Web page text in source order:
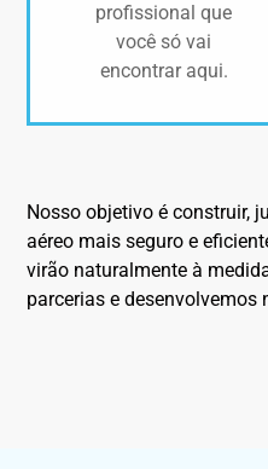
profissional que
você só vai
encontrar aqui.
Nosso objetivo é construir,
aéreo mais seguro e
virão naturalmente à
parcerias e desenvolvemos